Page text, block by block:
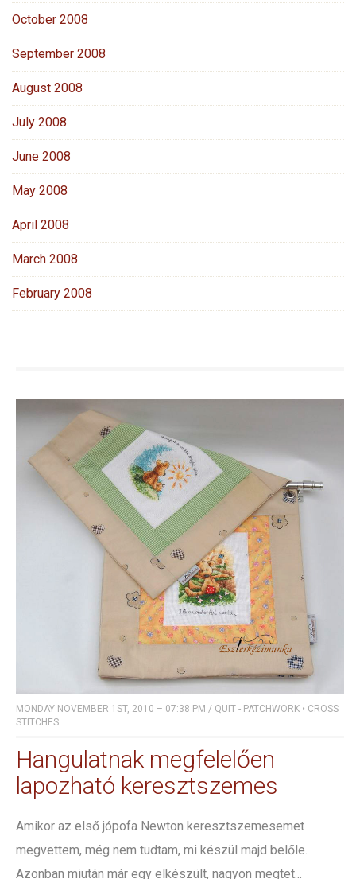
October 2008
September 2008
August 2008
July 2008
June 2008
May 2008
April 2008
March 2008
February 2008
MONDAY NOVEMBER 1ST, 2010 – 07:38 PM / QUIT - PATCHWORK • CROSS
STITCHES
Hangulatnak megfelelően
lapozható keresztszemes
Amikor az első jópofa Newton keresztszemesemet
megvettem, még nem tudtam, mi készül majd belőle.
Azonban miután már egy elkészült, nagyon megtet...